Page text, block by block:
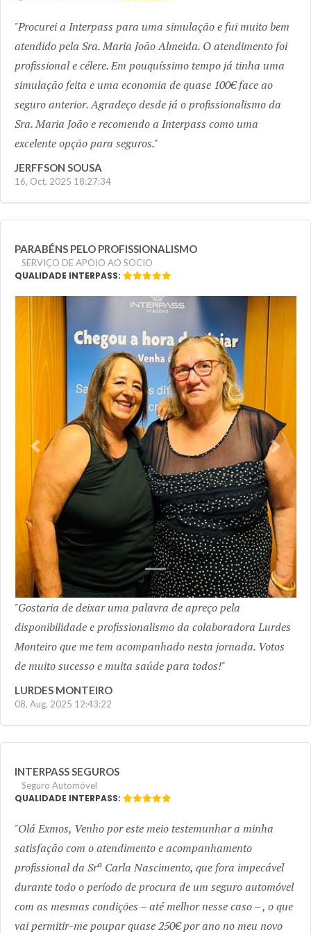
Procurei a Interpass para uma simulação e fui muito bem
atendido pela Sra. Maria João Almeida. O atendimento foi
profissional e célere. Em pouquíssimo tempo já tinha uma
simulação feita e uma economia de quase 100€ face ao
seguro anterior. Agradeço desde já o profissionalismo da
Sra. Maria João e recomendo a Interpass como uma
excelente opção para seguros.
JERFFSON SOUSA
16, Oct, 2025 18:27:34
PARABÉNS PELO PROFISSIONALISMO
SERVIÇO DE APOIO AO SOCIO
QUALIDADE INTERPASS:
Previous Next
Gostaria de deixar uma palavra de apreço pela
disponibilidade e profissionalismo da colaboradora Lurdes
Monteiro que me tem acompanhado nesta jornada. Votos
de muito sucesso e muita saúde para todos!
LURDES MONTEIRO
08, Aug, 2025 12:43:22
INTERPASS SEGUROS
Seguro Automóvel
QUALIDADE INTERPASS:
Olá Exmos, Venho por este meio testemunhar a minha
satisfação com o atendimento e acompanhamento
profissional da Srª Carla Nascimento, que fora impecável
durante todo o período de procura de um seguro automóvel
com as mesmas condições – até melhor nesse caso – , o que
vai permitir-me poupar quase 250€ por ano no meu novo